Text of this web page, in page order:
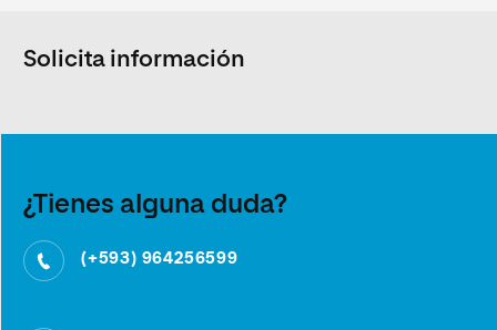
Solicita información
¿Tienes alguna duda?
(+593) 964256599